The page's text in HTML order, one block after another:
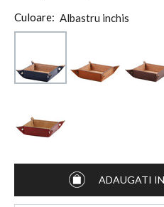
Culoare: Albastru inchis
ADAUGATI